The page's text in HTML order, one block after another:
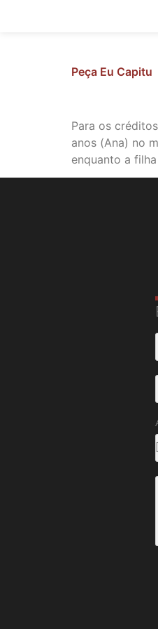
Peça Eu Capitu
Para os
anos (Ana) no
enquanto a